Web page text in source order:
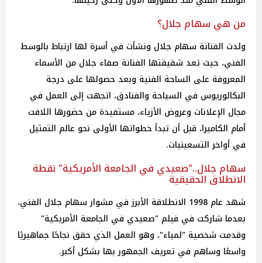
من هي سهام جلال؟
ولدت الفنانة سهام جلال ونشأت في أسرة لها ارتباط بالوسط
الفني، حيث تعد شقيقتها الفنانة صفاء جلال من الأسماء
المعروفة على الساحة الفنية وبعد حصولها على درجة
البكالوريوس في السياحة والفنادق، اتجهت إلى العمل في
مجال الإعلانات وعروض الأزياء، مستفيدة من حضورها اللافت
أمام الكاميرا، قبل أن تبدأ خطواتها الأولى نحو عالم التمثيل
في أواخر التسعينيات.
سهام جلال.."صعيدي في الجامعة الأمريكية" نقطة
الانطلاق الحقيقية
شهد عام 1998 الانطلاقة الأبرز في مشوار سهام جلال الفني،
بعدما شاركت في فيلم "صعيدي في الجامعة الأمريكية"
وقدمت شخصية "لمياء"، وهو العمل الذي حقق نجاحًا جماهيريًا
واسعًا وساهم في تعريف الجمهور بها بشكل أكبر.